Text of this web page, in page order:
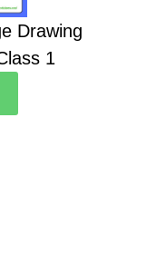
Drawing
1